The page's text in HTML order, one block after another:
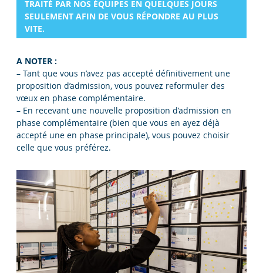
TRAITÉ PAR NOS ÉQUIPES EN QUELQUES JOURS
SEULEMENT AFIN DE VOUS RÉPONDRE AU PLUS
VITE.
A NOTER :
– Tant que vous n’avez pas accepté définitivement une
proposition d’admission, vous pouvez reformuler des
vœux en phase complémentaire.
– En recevant une nouvelle proposition d’admission en
phase complémentaire (bien que vous en ayez déjà
accepté une en phase principale), vous pouvez choisir
celle que vous préférez.